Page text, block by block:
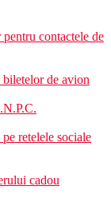
contactele de
de avion
retelele sociale
cadou